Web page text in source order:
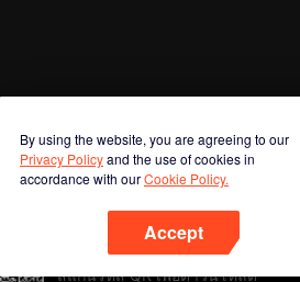
By using the website, you are agreeing to our
Privacy Policyand the use of cookies in
accordance with ourCookie Policy.
Accept
สแกนรหัส QR เพื่อดาวน์โหลด